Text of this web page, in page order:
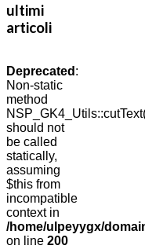
ultimi
articoli
Deprecated :
Non-static
method
should not
be called
statically,
assuming
$this from
incompatible
context in
/home/ulpeyygx/
on line 200